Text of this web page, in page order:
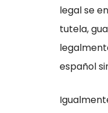
legal se
tutela,
español